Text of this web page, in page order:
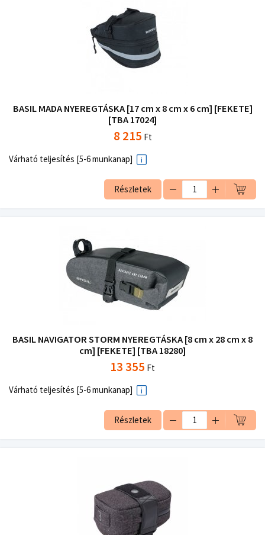
BASIL MADA NYEREGTÁSKA [17 cm x 8 cm x 6 cm] [FEKETE]
[TBA 17024]
8 215 Ft
Várható teljesítés [5-6 munkanap]
Részletek
BASIL NAVIGATOR STORM NYEREGTÁSKA [8 cm x 28 cm x 8
cm] [FEKETE] [TBA 18280]
13 355 Ft
Várható teljesítés [5-6 munkanap]
Részletek